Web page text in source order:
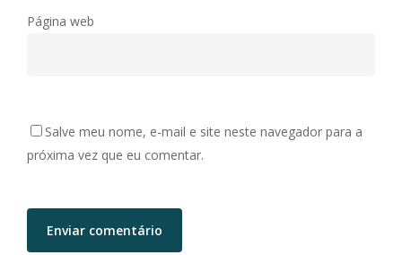
Página web
Salve meu nome, e-mail e site neste navegador para a
próxima vez que eu comentar.